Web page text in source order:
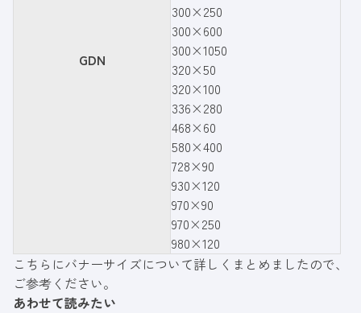
GDN
300×250
300×600
300×1050
320×50
320×100
336×280
468×60
580×400
728×90
930×120
970×90
970×250
980×120
こちらにバナーサイズについて詳しくまとめましたので、
ご参考ください。
あわせて読みたい